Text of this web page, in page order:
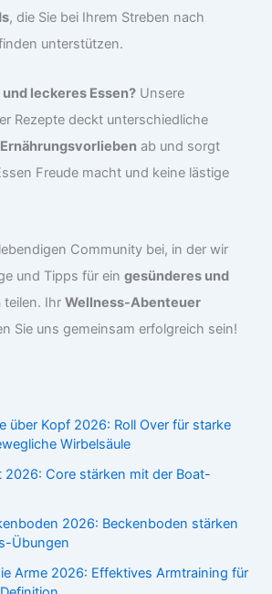
, die Sie bei Ihrem Streben nach
unterstützen.
leckeres Essen? Unsere
Rezepte deckt unterschiedliche
Ernährungsvorlieben ab und sorgt
Freude macht und keine lästige
Community bei, in der wir
und Tipps für eingesünderes und
teilen. IhrWellness-Abenteuer
Sie uns gemeinsam erfolgreich sein!
über Kopf 2026: Roll Over für starke
Wirbelsäule
2026: Core stärken mit der Boat-
2026: Beckenboden stärken
Übungen
Arme 2026: Effektives Armtraining für